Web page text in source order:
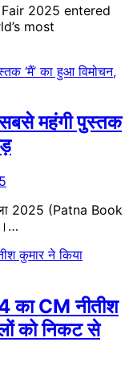
2025 entered
most
महंगी पुस्तक
2025 (Patna Book
CM नीतीश
को निकट से